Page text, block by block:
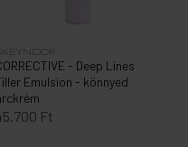
- Deep Lines
Emulsion - könnyed
SKEYNDOR
Ft